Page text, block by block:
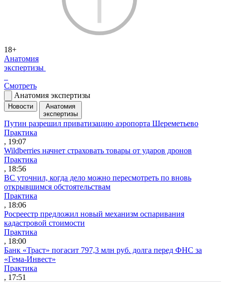
18+
Анатомия
экспертизы
Смотреть
Анатомия экспертизы
Новости
Анатомия
экспертизы
Путин разрешил приватизацию аэропорта Шереметьево
Практика
, 19:07
Wildberries начнет страховать товары от ударов дронов
Практика
, 18:56
ВС уточнил, когда дело можно пересмотреть по вновь
открывшимся обстоятельствам
Практика
, 18:06
Росреестр предложил новый механизм оспаривания
кадастровой стоимости
Практика
, 18:00
Банк «Траст» погасит 797,3 млн руб. долга перед ФНС за
«Гема-Инвест»
Практика
, 17:51